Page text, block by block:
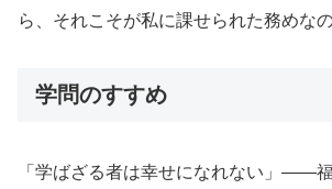
ら、それこそが私に課せられた務めなの
学問のすすめ
「学ばざる者は幸せになれない」——